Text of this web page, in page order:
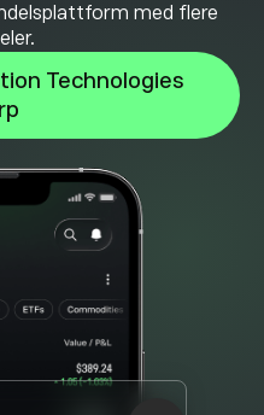
med flere
Technologies